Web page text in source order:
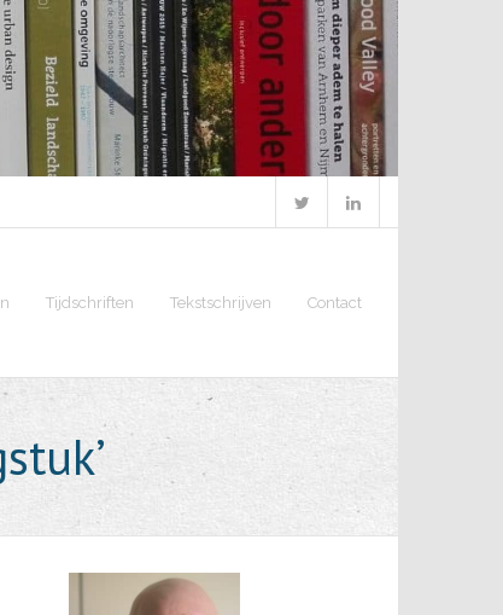
Tijdschriften Tekstschrijven Contact